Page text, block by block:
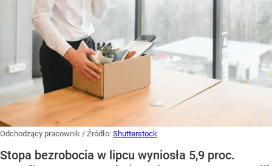
Odchodzący pracownik / Źródło: Shutterstock
Stopa bezrobocia w lipcu wyniosła 5,9 proc.